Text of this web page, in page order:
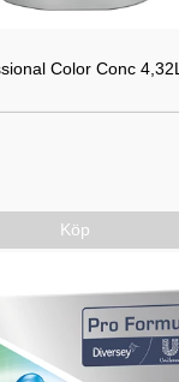
Color Conc 4,32L
Köp